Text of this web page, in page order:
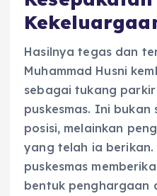
Hasilnya tegas dan
Muhammad Husni
sebagai tukang
puskesmas. Ini bukan
posisi, melainkan
yang telah ia berikan.
puskesmas
bentuk penghargaan